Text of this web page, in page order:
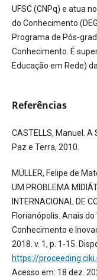
UFSC (CNPq) e atua
do Conhecimento
Programa de Pós-
Conhecimento. É
Educação em Rede) da
Referências
CASTELLS, Manuel. A
Paz e Terra, 2010.
MÜLLER, Felipe de
UM PROBLEMA
INTERNACIONAL DE
Florianópolis. Anais
Conhecimento e
2018. v. 1, p. 1-15.
https://
Acesso em: 18 dez.